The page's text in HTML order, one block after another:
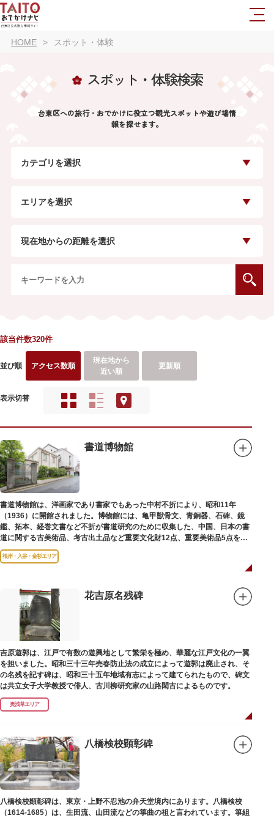
HOME スポット・体験
スポット・体験検索
台東区への旅行・おでかけに役立つ観光スポットや遊び場情
報を探せます。
カテゴリを選択
エリアを選択
現在地からの距離を選択
該当件数320件
並び順 アクセス数順
現在地から
近い順
更新順
表示切替
書道博物館
書道博物館は、洋画家であり書家でもあった中村不折により、昭和11年
（1936）に開館されました。博物館には、亀甲獣骨文、青銅器、石碑、鏡
鑑、拓本、経巻文書など不折が書道研究のために収集した、中国、日本の書
道に関する古美術品、考古出土品など重要文化財12点、重要美術品5点を含
む約16000点が収蔵されています。
根岸・入谷・金杉エリア
花吉原名残碑
吉原遊郭は、江戸で有数の遊興地として繁栄を極め、華麗な江戸文化の一翼
を担いました。昭和三十三年売春防止法の成立によって遊郭は廃止され、そ
の名残を記す碑は、昭和三十五年地域有志によって建てられたもので、碑文
は共立女子大学教授で俳人、古川柳研究家の山路閑古によるものです。
奥浅草エリア
八橋検校顕彰碑
八橋検校顕彰碑は、東京・上野不忍池の弁天堂境内にあります。八橋検校
（1614-1685）は、生田流、山田流などの箏曲の祖と言われています。箏組